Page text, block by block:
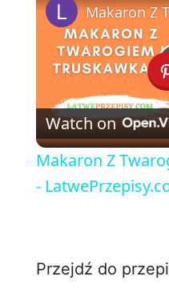
Watch on
Makaron Z
-
Przejdź do